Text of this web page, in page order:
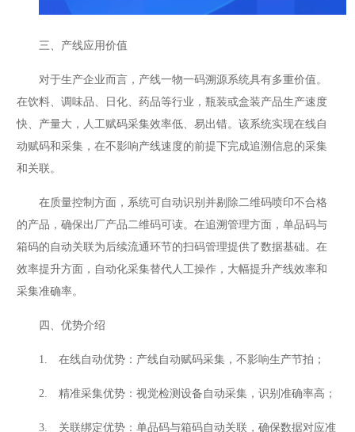
三、产线应用价值
对于生产企业而言，产线一物一码溯源系统具有多重价值。
在饮料、调味品、日化、药品等行业，瓶装或盒装产品生产速度
快、产量大，人工赋码采集效率低、易出错。该系统实现在线自
动赋码和采集，在不影响产线速度的前提下完成追溯信息的采集
和关联。
在质量控制方面，系统可自动识别并剔除二维码喷印不合格
的产品，确保出厂产品二维码可读。在追溯管理方面，单品码与
箱码的自动关联为后续流通环节的扫码管理提供了数据基础。在
效率提升方面，自动化采集替代人工操作，大幅提升产线效率和
采集准确率。
四、优势介绍
1. 在线自动优势：产线自动赋码采集，不影响生产节拍；
2. 精准采集优势：视觉检测设备自动采集，识别准确率高；
3. 关联绑定优势：单品码与箱码自动关联，确保数据对应准